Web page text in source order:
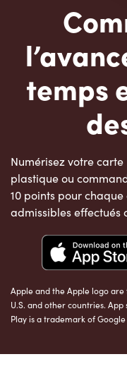
temps
Numérisez votre
plastique ou
10 points pour
admissibles effectués
Apple and the Apple logo
U.S. and other countries.
Play is a trademark of Google